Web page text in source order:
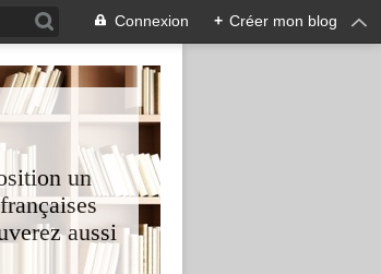
Connexion + Créer mon blog
un
aussi